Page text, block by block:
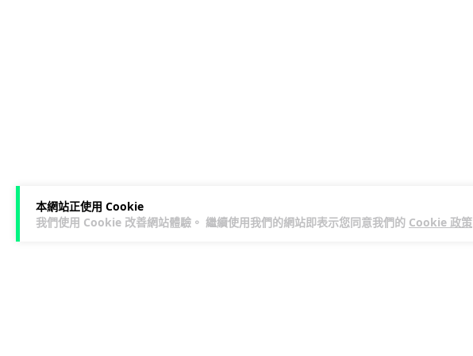
本網站正使用 Cookie
我們使用 Cookie 改善網站體驗。 繼續使用我們的網站即表示您同意我們的 Cookie 政策